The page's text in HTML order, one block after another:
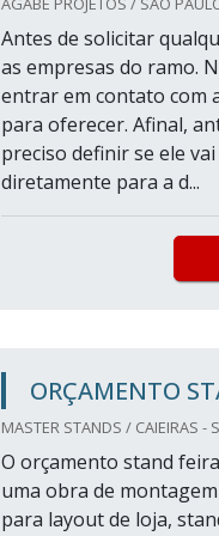
Antes de solicitar
as empresas do ramo.
entrar em contato com
para oferecer. Afinal,
preciso definir se ele
diretamente para a d...
ORÇAMENTO
MASTER STANDS / CAIEIRAS -
O orçamento stand
uma obra de
para layout de loja,